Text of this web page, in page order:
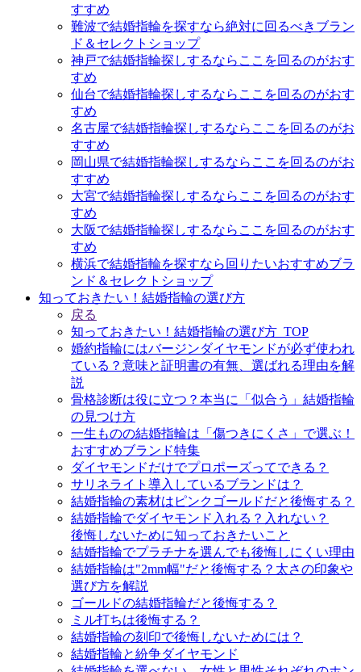
すすめ
難波で結婚指輪を探すなら絶対に回るべきブラン
ド＆セレクトショップ
神戸で結婚指輪探しするならここを回るのがおす
すめ
仙台で結婚指輪探しするならここを回るのがおす
すめ
名古屋で結婚指輪探しするならここを回るのがお
すすめ
岡山県で結婚指輪探しするならここを回るのがお
すすめ
大宮で結婚指輪探しするならここを回るのがおす
すめ
大阪で結婚指輪探しするならここを回るのがおす
すめ
横浜で結婚指輪を探すなら回りたいおすすめブラ
ンド＆セレクトショップ
知っておきたい！結婚指輪の選び方
戻る
知っておきたい！結婚指輪の選び方_TOP
婚約指輪にはバージンダイヤモンドが必ず使われ
ている？意味と証明書の有無、選ばれる理由を解
説
骨格診断は役に立つ？本当に「似合う」結婚指輪
の見つけ方
一生ものの結婚指輪は「傷つきにくさ」で選ぶ！
おすすめブランド特集
ダイヤモンドだけでプロポーズってできる？
サリネライト導入しているブランドは？
結婚指輪の素材はピンクゴールドだと後悔する？
結婚指輪でダイヤモンド入れる？入れない？
後悔しないために知っておきたいこと
結婚指輪でプラチナを選んでも後悔しにくい理由
結婚指輪は"2mm幅"だと後悔する？太さの印象や
選び方を解説
ゴールドの結婚指輪だと後悔する？
ミル打ちは後悔する？
結婚指輪の刻印で後悔しないためには？
結婚指輪と紛争ダイヤモンド